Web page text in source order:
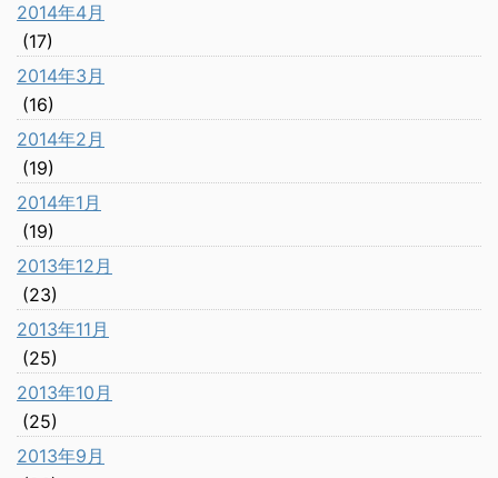
2014年4月
(17)
2014年3月
(16)
2014年2月
(19)
2014年1月
(19)
2013年12月
(23)
2013年11月
(25)
2013年10月
(25)
2013年9月